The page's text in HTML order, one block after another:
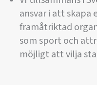
ansvar i att skapa
framåtriktad
som sport och
möjligt att vilja